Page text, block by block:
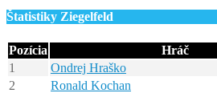
Štatistiky Ziegelfeld
Pozícia Hráč
1
Ondrej Hraško
2
Ronald Kochan